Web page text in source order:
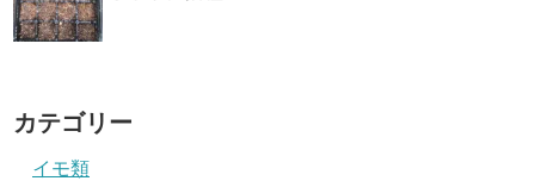
カテゴリー
イモ類